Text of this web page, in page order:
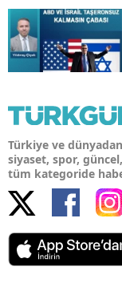
Türkiye ve
siyaset, spor,
tüm kategoride